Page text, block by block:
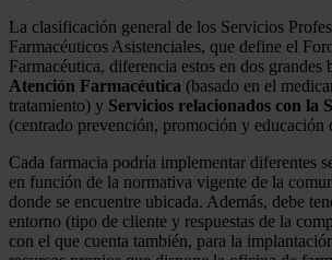
La clasificación general de los Servicios
Farmacéuticos Asistenciales, que define el
Farmacéutica, diferencia estos en dos grandes
Atención Farmacéutica (basado en el
tratamiento) y Servicios relacionados con la
(centrado prevención, promoción y educación
Cada farmacia podría implementar diferentes
en función de la normativa vigente de la
donde se encuentre ubicada. Además, debe
entorno (tipo de cliente y respuestas de la
con el que cuenta también, para la